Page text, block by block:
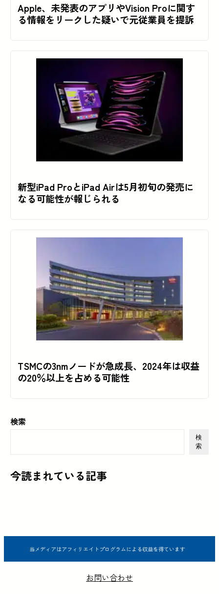
Apple、未発表のアプリやVision Proに関す
る情報をリークした疑いで元従業員を提訴
新型iPad ProとiPad Airは5月初旬の発売に
なる可能性が報じられる
TSMCの3nmノードが急成長、2024年は収益
の20％以上を占める可能性
検索
検
索
今読まれている記事
当メディアはアフィリエイトプログラムによる収益を得ています
お問い合わせ